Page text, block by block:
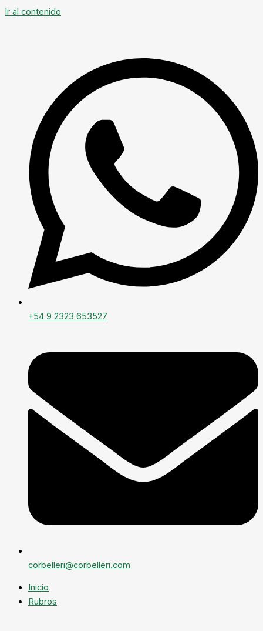
Ir al contenido
+54 9 2323 653527
corbelleri@corbelleri.com
Inicio
Rubros